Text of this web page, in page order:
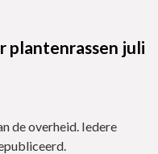
plantenrassen juli
de overheid. Iedere